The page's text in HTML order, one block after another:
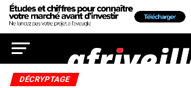
DÉCRYPTAGE